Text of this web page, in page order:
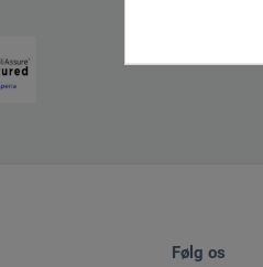
Følg os